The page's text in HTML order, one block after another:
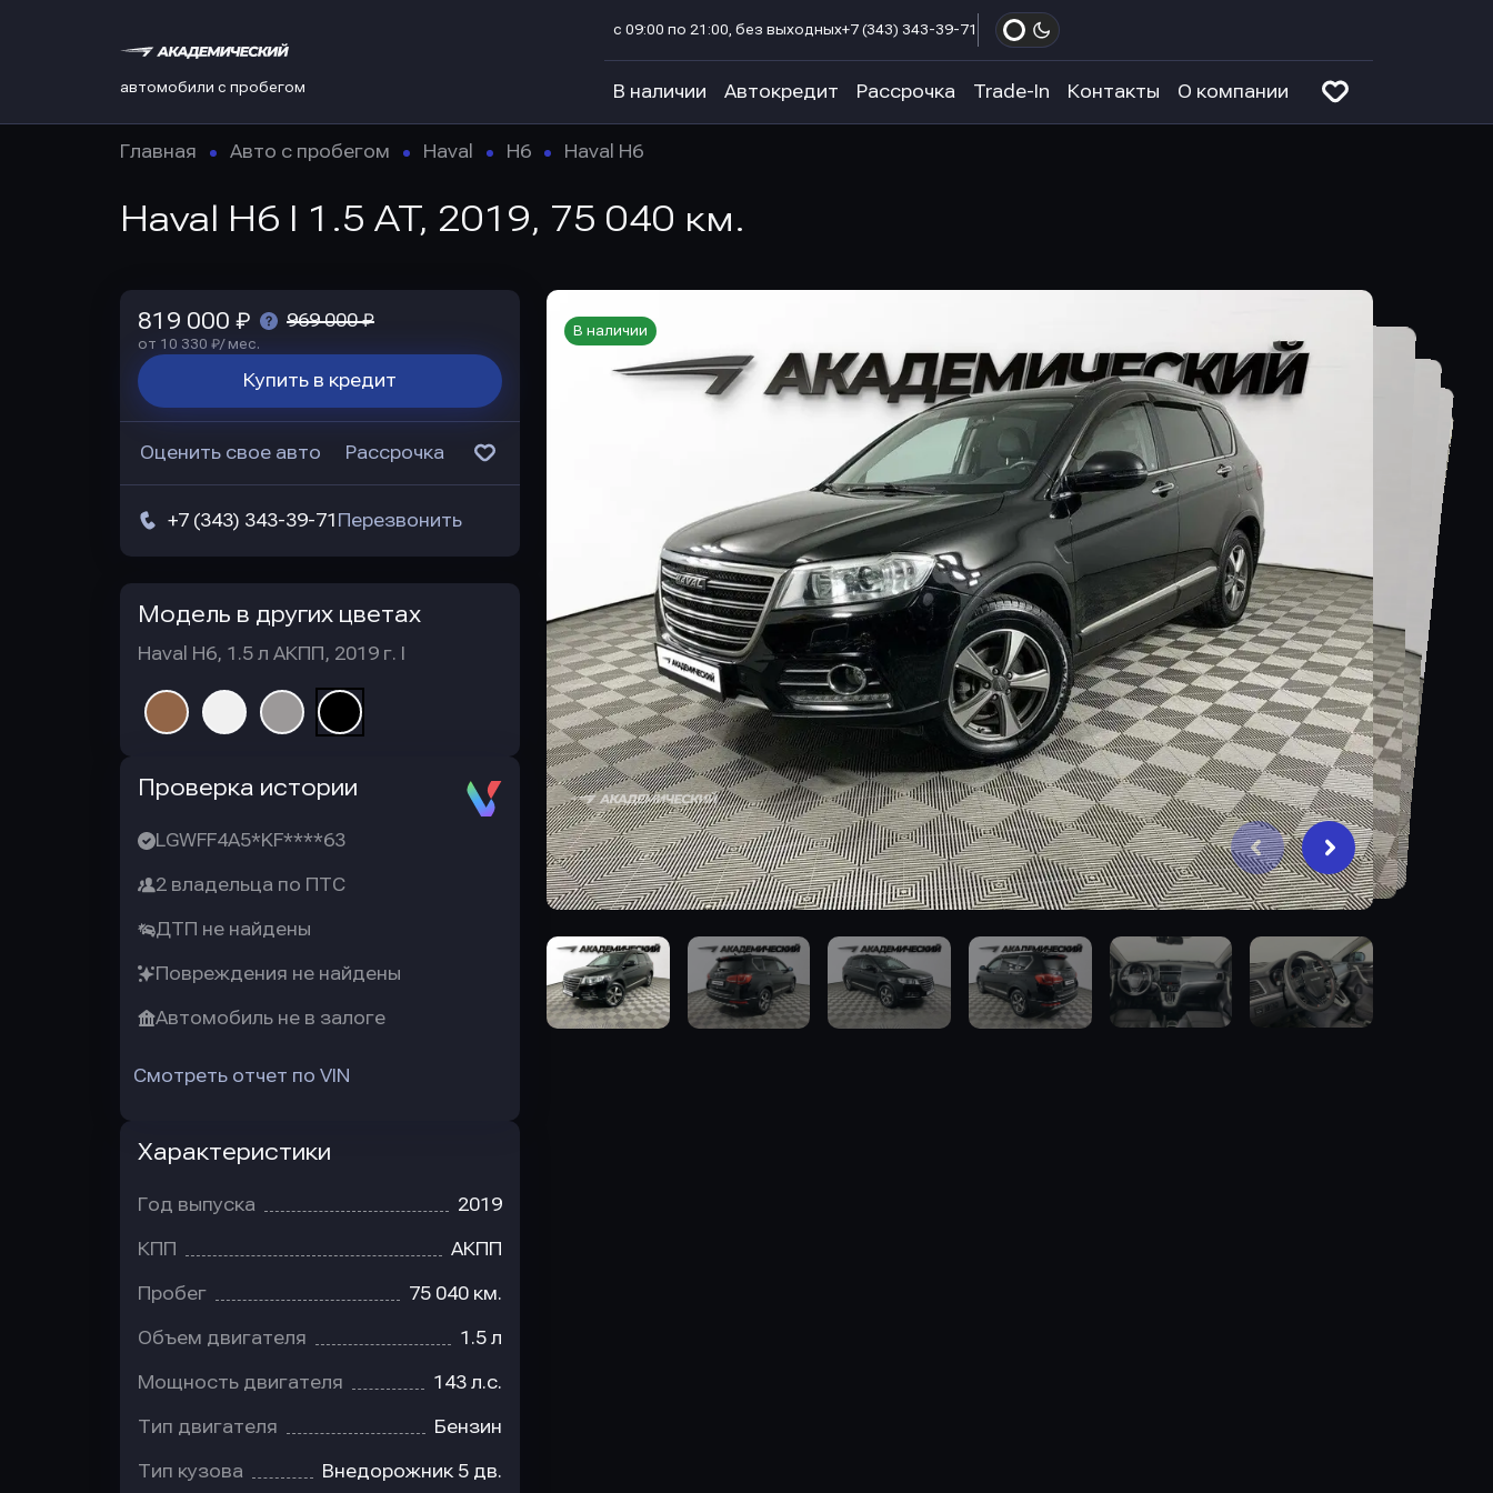
автомобили с пробегом
с 09:00 по 21:00, без выходных+7 (343) 343-39-71
В наличии Автокредит Рассрочка Trade-In Контакты О компании
Главная Авто с пробегом Haval H6 Haval H6
Haval H6 I 1.5 AT, 2019, 75 040 км.
В наличии
819 000 ₽ 969 000 ₽
от 10 330 ₽/ мес.
Купить в кредит
Оценить свое авто Рассрочка
+7 (343) 343-39-71 Перезвонить
Модель в других цветах
Haval H6, 1.5 л АКПП, 2019 г. I
Проверка истории
LGWFF4A5*KF****63
2 владельца по ПТС
ДТП не найдены
Повреждения не найдены
Автомобиль не в залоге
Смотреть отчет по VIN
Характеристики
Год выпуска 2019
КПП АКПП
Пробег 75 040 км.
Объем двигателя 1.5 л
Мощность двигателя 143 л.с.
Тип двигателя Бензин
Тип кузова Внедорожник 5 дв.